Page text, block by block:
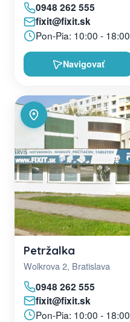
0948 262 555
fixit@fixit.sk
Pon-Pia: 10:00 - 18:00
Navigovať
Petržalka
Wolkrova 2, Bratislava
0948 262 555
fixit@fixit.sk
Pon-Pia: 10:00 - 18:00